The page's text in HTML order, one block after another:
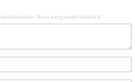
Ruas yang wajib ditandai *